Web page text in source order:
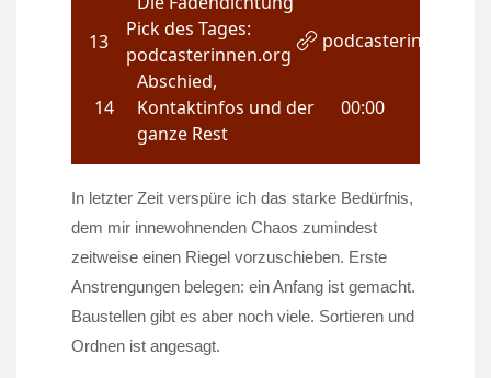
In letzter Zeit verspüre ich das starke Bedürfnis,
dem mir innewohnenden Chaos zumindest
zeitweise einen Riegel vorzuschieben. Erste
Anstrengungen belegen: ein Anfang ist gemacht.
Baustellen gibt es aber noch viele. Sortieren und
Ordnen ist angesagt.